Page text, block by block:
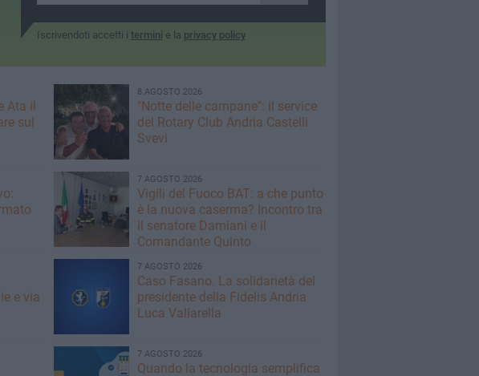
Iscrivendoti accetti i termini e la privacy policy
Ata il
sul
8 AGOSTO 2026
"Notte delle campane": il service
del Rotary Club Andria Castelli
Svevi
7 AGOSTO 2026
​Vigili del Fuoco BAT: a che punto
è la nuova caserma? Incontro tra
il senatore Damiani e il
Comandante Quinto
e via
7 AGOSTO 2026
Caso Fasano. La solidarietà del
presidente della Fidelis Andria
Luca Vallarella
7 AGOSTO 2026
Quando la tecnologia semplifica